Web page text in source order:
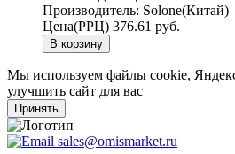
Производитель: Solone(Китай)
Цена(РРЦ) 376.61 руб.
В корзину
Мы используем файлы cookie,
улучшить сайт для вас
Принять
sales@omismarket.ru